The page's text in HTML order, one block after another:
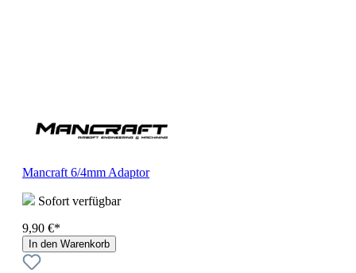
Mancraft 6/4mm Adaptor
Sofort verfügbar
9,90 €*
In den Warenkorb